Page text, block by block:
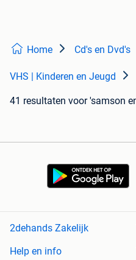
Home Cd's en Dvd's
VHS | Kinderen en Jeugd
41 resultaten voor 'samson
2dehands Zakelijk
Help en info